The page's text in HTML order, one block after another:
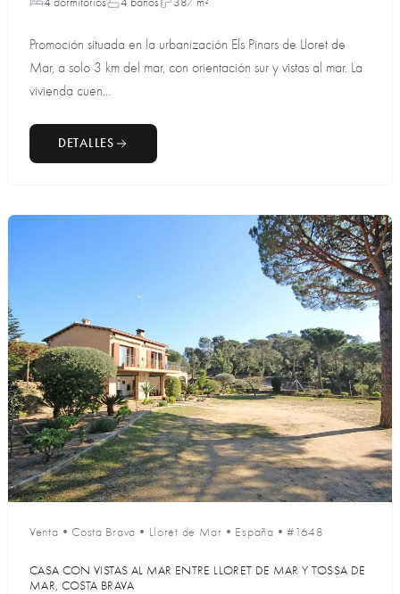
Promoción situada en la urbanización Els Pinars de Lloret de
Mar, a solo 3 km del mar, con orientación sur y vistas al mar. La
vivienda cuen...
DETALLES
Venta •Costa Brava • Lloret de Mar • España •#1648
CASA CON VISTAS AL MAR ENTRE LLORET DE MAR Y TOSSA DE
MAR, COSTA BRAVA